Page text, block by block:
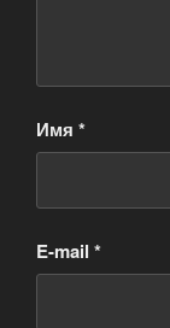
Имя *
E-mail *